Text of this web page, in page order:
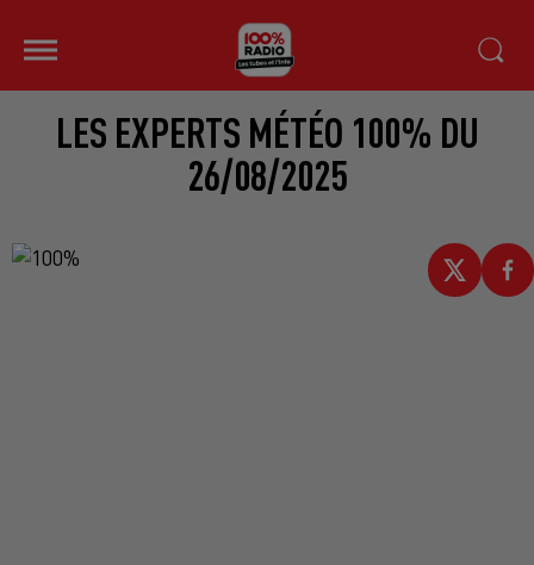
LES EXPERTS MÉTÉO 100% DU
26/08/2025